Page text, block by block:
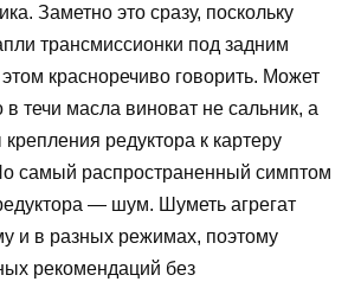
Заметно это сразу, поскольку
трансмиссионки под задним
красноречиво говорить. Может
в течи масла виноват не сальник, а
редуктора к картеру
самый распространенный симптом
— шум. Шуметь агрегат
и в разных режимах, поэтому
рекомендаций без